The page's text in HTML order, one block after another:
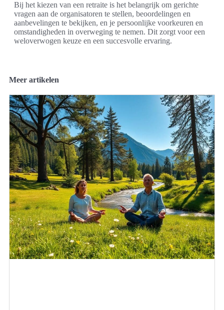
Bij het kiezen van een retraite is het belangrijk om gerichte
vragen aan de organisatoren te stellen, beoordelingen en
aanbevelingen te bekijken, en je persoonlijke voorkeuren en
omstandigheden in overweging te nemen. Dit zorgt voor een
weloverwogen keuze en een succesvolle ervaring.
Meer artikelen